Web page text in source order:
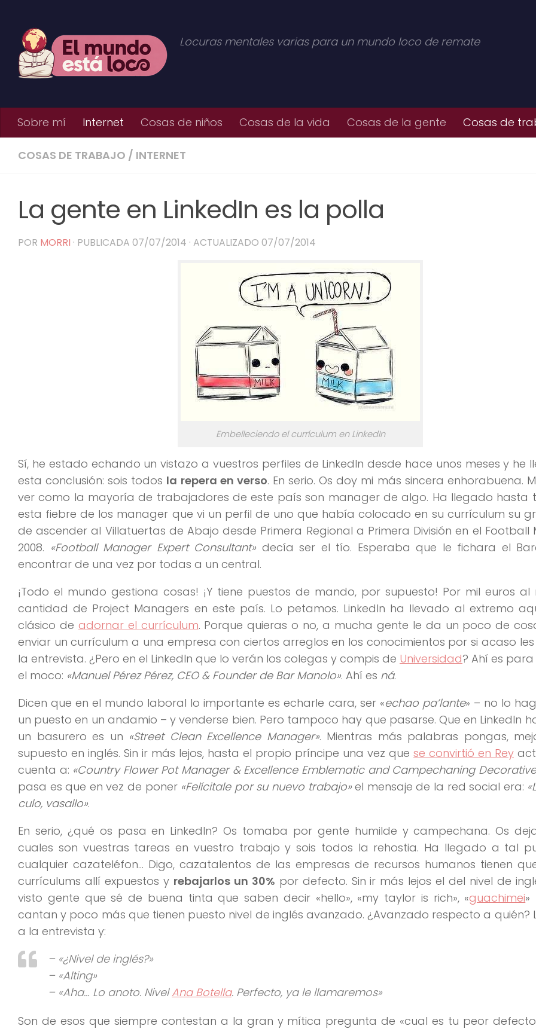
Locuras mentales varias para un mundo loco de remate
Sobre mí Internet Cosas de niños Cosas de la vida Cosas de la gente Cosas de
COSAS DE TRABAJO / INTERNET
La gente en LinkedIn es la polla
POR MORRI · PUBLICADA 07/07/2014 · ACTUALIZADO 07/07/2014
Embelleciendo el currículum en LinkedIn
Sí, he estado echando un vistazo a vuestros perfiles de LinkedIn desde hace unos meses y he
esta conclusión: sois todos la repera en verso. En serio. Os doy mi más sincera enhorabuena.
ver como la mayoría de trabajadores de este país son manager de algo. Ha llegado hasta
esta fiebre de los manager que vi un perfil de uno que había colocado en su currículum su
de ascender al Villatuertas de Abajo desde Primera Regional a Primera División en el Football
2008. «Football Manager Expert Consultant»decía ser el tío. Esperaba que le fichara el
encontrar de una vez por todas a un central.
¡Todo el mundo gestiona cosas! ¡Y tiene puestos de mando, por supuesto! Por mil euros al
cantidad de Project Managers en este país. Lo petamos. LinkedIn ha llevado al extremo
clásico de adornar el currículum. Porque quieras o no, a mucha gente le da un poco de
enviar un currículum a una empresa con ciertos arreglos en los conocimientos por si acaso
la entrevista. ¿Pero en el LinkedIn que lo verán los colegas y compis de Universidad? Ahí es
el moco: «Manuel Pérez Pérez, CEO & Founder de Bar Manolo». Ahí es ná.
Dicen que en el mundo laboral lo importante es echarle cara, ser «echao pa’lante» – no lo
un puesto en un andamio – y venderse bien. Pero tampoco hay que pasarse. Que en LinkedIn
un basurero es un «Street Clean Excellence Manager». Mientras más palabras pongas,
supuesto en inglés. Sin ir más lejos, hasta el propio príncipe una vez que se convirtió en Rey
cuenta a: «Country Flower Pot Manager & Excellence Emblematic and Campechaning
pasa es que en vez de poner «Felícitale por su nuevo trabajo»el mensaje de la red social era:
culo, vasallo».
En serio, ¿qué os pasa en LinkedIn? Os tomaba por gente humilde y campechana. Os
cuales son vuestras tareas en vuestro trabajo y sois todos la rehostia. Ha llegado a tal
cualquier cazateléfon… Digo, cazatalentos de las empresas de recursos humanos tienen
currículums allí expuestos y rebajarlos un 30% por defecto. Sin ir más lejos el del nivel de
visto gente que sé de buena tinta que saben decir «hello», «my taylor is rich», «guachimei»
cantan y poco más que tienen puesto nivel de inglés avanzado. ¿Avanzado respecto a quién?
a la entrevista y:
– «¿Nivel de inglés?»
– «Alting»
– «Aha… Lo anoto. NivelAna Botella. Perfecto, ya le llamaremos»
Son de esos que siempre contestan a la gran y mítica pregunta de «cual es tu peor